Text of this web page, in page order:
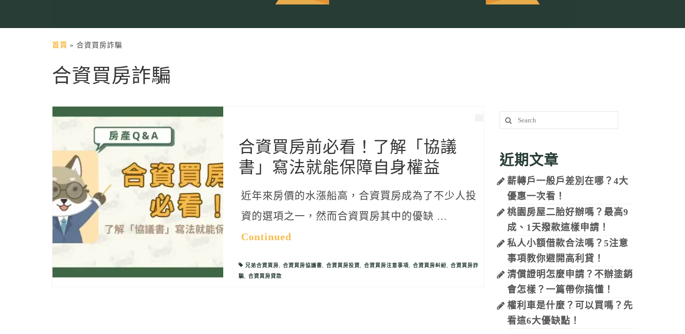
首頁 » 合資買房詐騙
合資買房詐騙
合資買房前必看！了解「協議
書」寫法就能保障自身權益
近年來房價的水漲船高，合資買房成為了不少人投
資的選項之一，然而合資買房其中的優缺 …
Continued
兄弟合資買房, 合資買房協議書, 合資買房投資, 合資買房注意事項, 合資買房糾紛, 合資買房詐
騙, 合資買房貸款
Search
for:
近期文章
薪轉戶一般戶差別在哪？4大
優惠一次看！
桃園房屋二胎好辦嗎？最高9
成、1天撥款這樣申請！
私人小額借款合法嗎？5注意
事項教你避開高利貸！
清償證明怎麼申請？不辦塗銷
會怎樣？一篇帶你搞懂！
權利車是什麼？可以買嗎？先
看這6大優缺點！